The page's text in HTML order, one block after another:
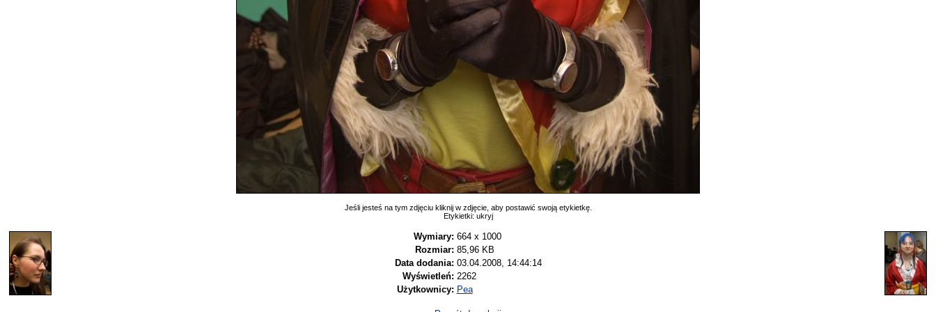
Jeśli jesteś na tym zdjęciu kliknij w zdjęcie, aby postawić swoją etykietkę.
Etykietki: ukryj
Wymiary: 664 x 1000
Rozmiar: 85,96 KB
Data dodania: 03.04.2008, 14:44:14
Wyświetleń: 2262
Użytkownicy: Pea